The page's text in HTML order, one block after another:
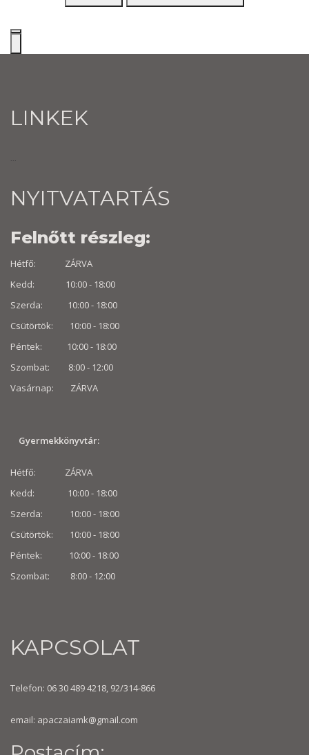
LINKEK
...
NYITVATARTÁS
Felnőtt részleg:
Hétfő: ZÁRVA
Kedd: 10:00 - 18:00
Szerda: 10:00 - 18:00
Csütörtök: 10:00 - 18:00
Péntek: 10:00 - 18:00
Szombat: 8:00 - 12:00
Vasárnap: ZÁRVA
Gyermekkönyvtár:
Hétfő: ZÁRVA
Kedd: 10:00 - 18:00
Szerda: 10:00 - 18:00
Csütörtök: 10:00 - 18:00
Péntek: 10:00 - 18:00
Szombat: 8:00 - 12:00
KAPCSOLAT
Telefon: 06 30 489 4218, 92/314-866
email: apaczaiamk@gmail.com